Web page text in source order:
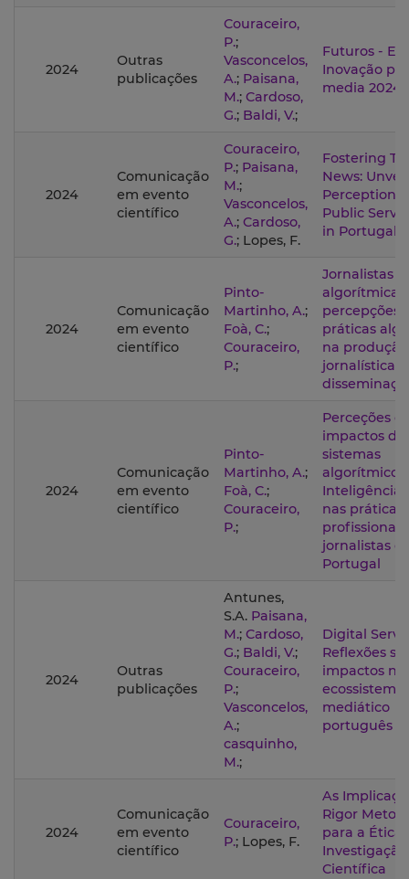
2024
Outras
publicações
Couraceiro,
P.;
Vasconcelos,
A.; Paisana,
M.; Cardoso,
G.; Baldi, V.;
Futuros -
Inovação
media 2024/
2024
Comunicação
em evento
científico
Couraceiro,
P.; Paisana,
M.;
Vasconcelos,
A.; Cardoso,
G.; Lopes, F.
Fostering
News:
Perceptions
Public
in Portugal
2024
Comunicação
em evento
científico
Pinto-
Martinho, A.;
Foà, C.;
Couraceiro,
P.;
Jornalistas
algorítmica:
percepções
práticas
na produção
jornalística e
2024
Comunicação
em evento
científico
Pinto-
Martinho, A.;
Foà, C.;
Couraceiro,
P.;
Perceções e
impactos
sistemas
algorítmicos
Inteligência
nas práticas
profissionais
jornalistas
Portugal
2024
Outras
publicações
Antunes,
S.A. Paisana,
M.; Cardoso,
G.; Baldi, V.;
Couraceiro,
P.;
Vasconcelos,
A.;
casquinho,
M.;
Digital
Reflexões
impactos no
ecossistema
mediático
português
2024
Comunicação
em evento
científico
Couraceiro,
P.; Lopes, F.
As
Rigor
para a Ética
Investigação
Científica